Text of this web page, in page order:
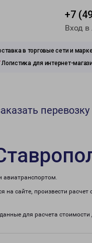
+7
Вход
в торговые сети и
Логистика для интернет-
перевозку
авиатранспортом.
сайте, произвести
для расчета